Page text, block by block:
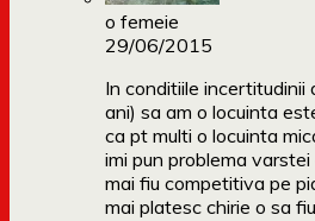
o femeie
29/06/2015
In conditiile incertitudinii
ani) sa am o locuinta
ca pt multi o locuinta
imi pun problema
mai fiu competitiva pe
mai platesc chirie o sa